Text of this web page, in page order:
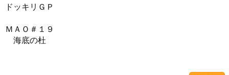
ドッキリＧＰ
ＭＡＯ＃１９
海底の杜